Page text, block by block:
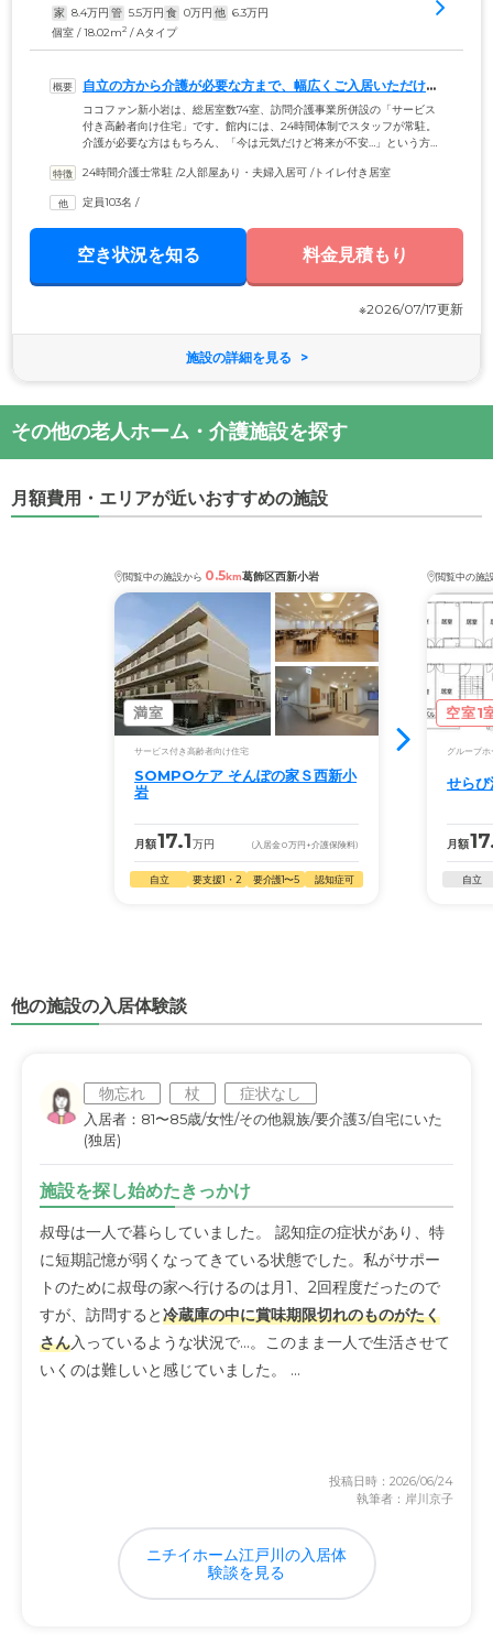
家 8.4万円 管 5.5万円 食 0万円 他 6.3万円
個室 / 18.02m2 / Aタイプ
自立の方から介護が必要な方まで、幅広くご入居いただける
住まいです
ココファン新小岩は、総居室数74室、訪問介護事業所併設の「サービス
付き高齢者向け住宅」です。館内には、24時間体制でスタッフが常駐。
介護が必要な方はもちろん、「今は元気だけど将来が不安…」という方
型」「自立型」の2タイプご用意。ご夫婦でご入居いただけるふたり部屋
新小岩駅から徒歩10分と、アクセスのよさも魅力。近隣には郵便局や病
院のほか、ドラッグストアやコンビニ・業務スーパーもあり、生活やお
24時間介護士常駐 /2人部屋あり・夫婦入居可 /トイレ付き居室
定員103名 /
空き状況を知る 料金見積もり
※2026/07/17更新
施設の詳細を見る
その他の老人ホーム・介護施設を探す
月額費用・エリアが近いおすすめの施設
閲覧中の施設から 0.5km葛飾区西新小岩
満室
サービス付き高齢者向け住宅
SOMPOケア そんぽの家Ｓ西新小
岩
月額17.1万円 (入居金0万円 +介護保険料)
自立 要支援1・2 要介護1〜5 認知症可
閲覧中の施
空室1
グループホ
せら
月額
自立
他の施設の入居体験談
物忘れ 杖 症状なし
入居者：81〜85歳/女性/その他親族/要介護3/自宅にいた
(独居)
施設を探し始めたきっかけ
叔母は一人で暮らしていました。 認知症の症状があり、特
に短期記憶が弱くなってきている状態でした。私がサポー
トのために叔母の家へ行けるのは月1、2回程度だったので
すが、訪問すると冷蔵庫の中に賞味期限切れのものがたく
さん入っているような状況で…。このまま一人で生活させて
いくのは難しいと感じていました。 ...
投稿日時：2026/06/24
執筆者：岸川京子
ニチイホーム江戸川の入居体
験談を見る